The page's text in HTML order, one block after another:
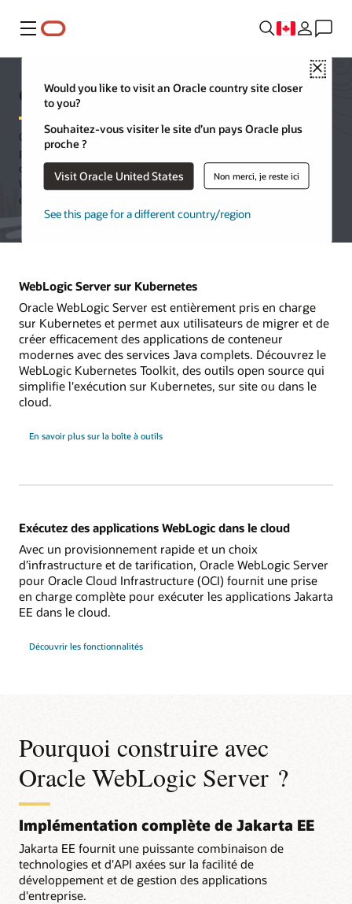
Menu
Close
Would you like to visit an Oracle country site closer
to you?
Souhaitez-vous visiter le site d’un pays Oracle plus
proche ?
Visit Oracle United States Non merci, je reste ici
See this page for a different country/region
Oracle WebLogic Server
Oracle WebLogic Server est une plateforme unifiée et extensible
pour le développement, le déploiement et l’exécution
d’applications d’entreprise Java, sur site et dans le cloud.
WebLogic Server offre une implémentation robuste, mature et
évolutive de Jakarta EE.
WebLogic Server sur Kubernetes
Oracle WebLogic Server est entièrement pris en charge
sur Kubernetes et permet aux utilisateurs de migrer et de
créer efficacement des applications de conteneur
modernes avec des services Java complets. Découvrez le
WebLogic Kubernetes Toolkit, des outils open source qui
simplifie l'exécution sur Kubernetes, sur site ou dans le
cloud.
En savoir plus sur la boîte à outils
Exécutez des applications WebLogic dans le cloud
Avec un provisionnement rapide et un choix
d’infrastructure et de tarification, Oracle WebLogic Server
pour Oracle Cloud Infrastructure (OCI) fournit une prise
en charge complète pour exécuter les applications Jakarta
EE dans le cloud.
Découvrir les fonctionnalités
Pourquoi construire avec
Oracle WebLogic Server ?
Implémentation complète de Jakarta EE
Jakarta EE fournit une puissante combinaison de
technologies et d'API axées sur la facilité de
développement et de gestion des applications
d'entreprise.